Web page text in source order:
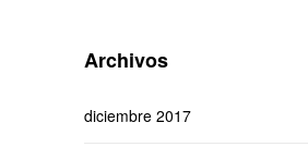
Archivos
diciembre 2017